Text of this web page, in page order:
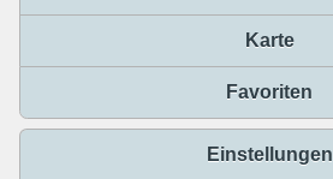
Karte
Favoriten
Einstellungen